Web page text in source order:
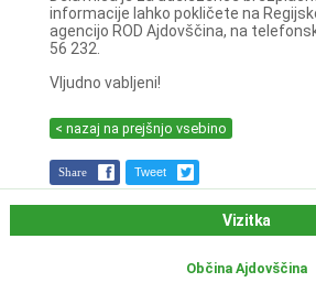
informacije lahko pokličete na
agencijo ROD Ajdovščina, na
56 232.
Vljudno vabljeni!
< nazaj na prejšnjo vsebino
Share Tweet
Vizitka
Občina Ajdovščina